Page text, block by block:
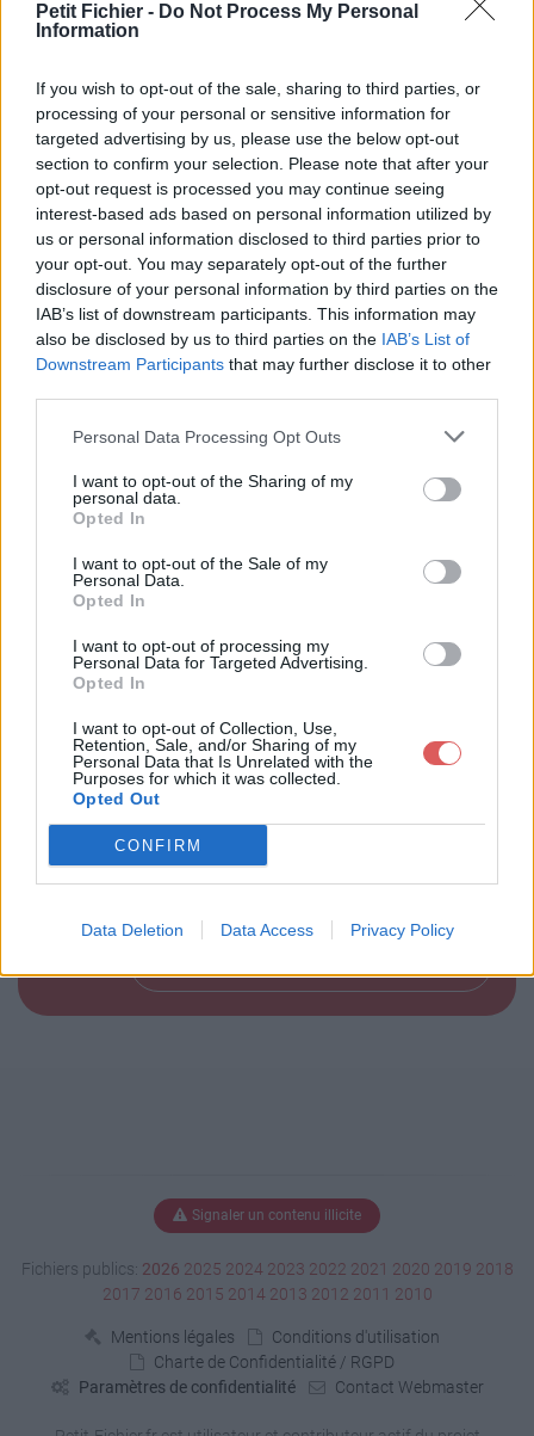
Petit Fichier - Do Not Process My Personal
Information
If you wish to opt-out of the sale, sharing to third parties, or
processing of your personal or sensitive information for
targeted advertising by us, please use the below opt-out
section to confirm your selection. Please note that after your
opt-out request is processed you may continue seeing
interest-based ads based on personal information utilized by
us or personal information disclosed to third parties prior to
your opt-out. You may separately opt-out of the further
disclosure of your personal information by third parties on the
IAB’s list of downstream participants. This information may
also be disclosed by us to third parties on the IAB’s List of
Downstream Participants that may further disclose it to other
Personal Data Processing Opt Outs
I want to opt-out of the Sharing of my
personal data.
Opted In
I want to opt-out of the Sale of my
Personal Data.
Opted In
I want to opt-out of processing my
Personal Data for Targeted Advertising.
Opted In
I want to opt-out of Collection, Use,
Retention, Sale, and/or Sharing of my
Personal Data that Is Unrelated with the
Purposes for which it was collected.
Opted Out
CONFIRM
Data Deletion Data Access Privacy Policy
Aperçu du fichier
Partager le fichier bannk.html sur
le Web et les réseaux sociaux:
Télécharger le fichier bannk.html
Télécharger bannk.html
Signaler un contenu illicite
Fichiers publics: 2026 2025 2024 2023 2022 2021 2020 2019 2018
2017 2016 2015 2014 2013 2012 2011 2010
Mentions légales
Conditions d'utilisation
Charte de Confidentialité / RGPD
Paramètres de confidentialité
Contact Webmaster